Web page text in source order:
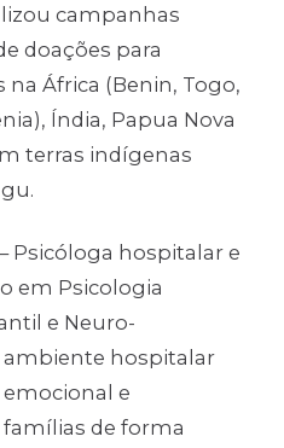
campanhas
doações para
África (Benin, Togo,
Índia, Papua Nova
terras indígenas
– Psicóloga hospitalar e
em Psicologia
e Neuro-
ambiente hospitalar
e
de forma